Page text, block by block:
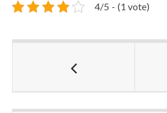
4/5 - (1 vote)